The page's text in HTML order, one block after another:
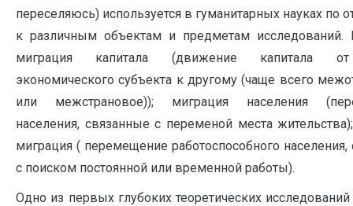
переселяюсь) используется в гуманитарных науках по
к различным объектам и предметам исследований.
миграция капитала (движение капитала
экономического субъекта к другому (чаще всего
или межстрановое)); миграция населения
населения, связанные с переменой места
миграция ( перемещение работоспособного населения,
с поиском постоянной или временной работы).
Одно из первых глубоких теоретических